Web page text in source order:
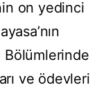
on yedinci
Bölümlerinde
ve ödevleri